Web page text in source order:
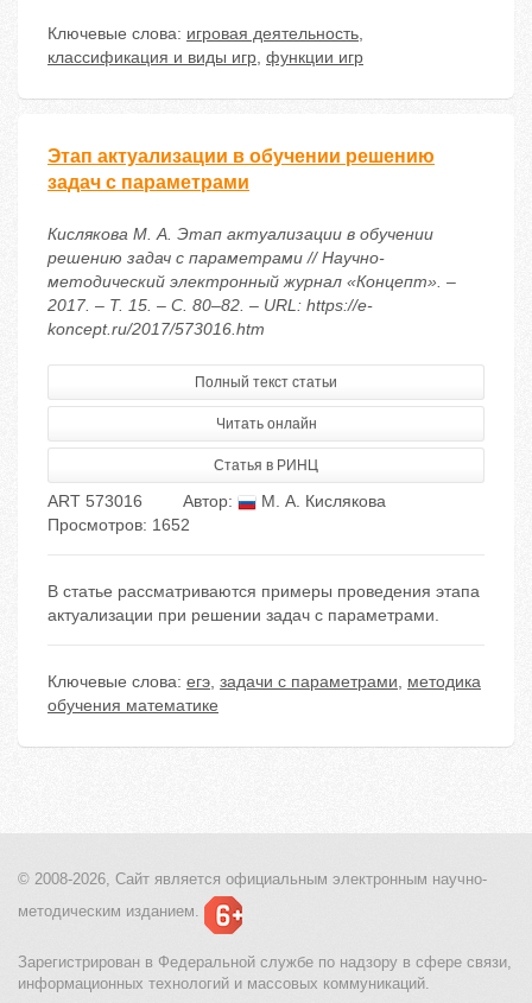
Ключевые слова: игровая деятельность,
классификация и виды игр, функции игр
Этап актуализации в обучении решению
задач с параметрами
Кислякова М. А. Этап актуализации в обучении
решению задач с параметрами // Научно-
методический электронный журнал «Концепт». –
2017. – Т. 15. – С. 80–82. – URL: https://e-
koncept.ru/2017/573016.htm
Полный текст статьи
Читать онлайн
Статья в РИНЦ
ART 573016 Автор:
М. А. Кислякова
Просмотров: 1652
В статье рассматриваются примеры проведения этапа
актуализации при решении задач с параметрами.
Ключевые слова: егэ, задачи с параметрами, методика
обучения математике
© 2008-2026, Сайт является официальным электронным научно-
методическим изданием.
Зарегистрирован в Федеральной службе по надзору в сфере связи,
информационных технологий и массовых коммуникаций.